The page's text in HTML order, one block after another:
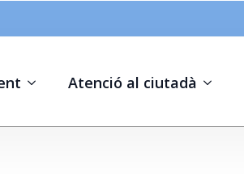
Atenció al ciutadà